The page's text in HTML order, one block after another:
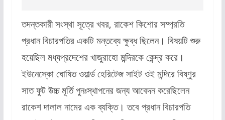
তদন্তকারী সংস্থা সূত্রে খবর, রাকেশ কিশোর সম্প্রতি
প্রধান বিচারপতির একটি মন্তব্যে ক্ষুব্ধ ছিলেন। বিষয়টি শুরু
হয়েছিল মধ্যপ্রদেশের খাজুরাহো মন্দিরকে কেন্দ্র করে।
ইউনেস্কো ঘোষিত ওয়ার্ল্ড হেরিটেজ সাইট ওই মন্দিরে বিষ্ণুর
সাত ফুট উচ্চ মূর্তি পুনঃস্থাপনের জন্য আবেদন করেছিলেন
রাকেশ দালাল নামের এক ব্যক্তি। তবে প্রধান বিচারপতি